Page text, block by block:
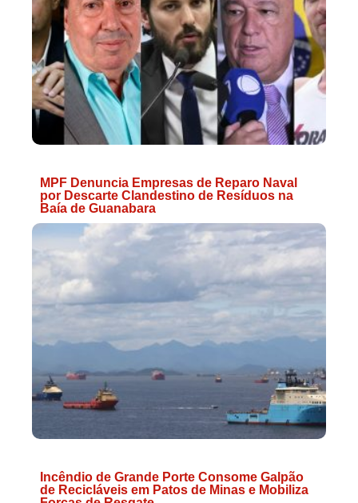
MPF Denuncia Empresas de Reparo Naval
por Descarte Clandestino de Resíduos na
Baía de Guanabara
Incêndio de Grande Porte Consome Galpão
de Recicláveis em Patos de Minas e Mobiliza